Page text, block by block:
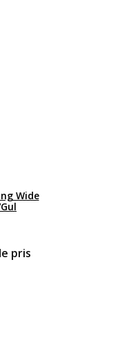
Wide
pris